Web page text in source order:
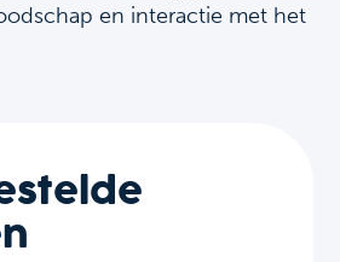
en interactie met het